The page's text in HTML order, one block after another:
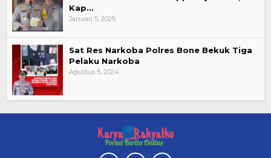
Kap…
Januari 5, 2025
Sat Res Narkoba Polres Bone Bekuk Tiga
Pelaku Narkoba
Agustus 5, 2024